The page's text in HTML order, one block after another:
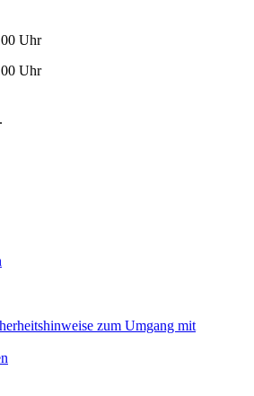
Uhr
Uhr
zum Umgang mit